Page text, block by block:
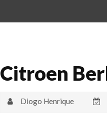
Citroen
Diogo Henrique